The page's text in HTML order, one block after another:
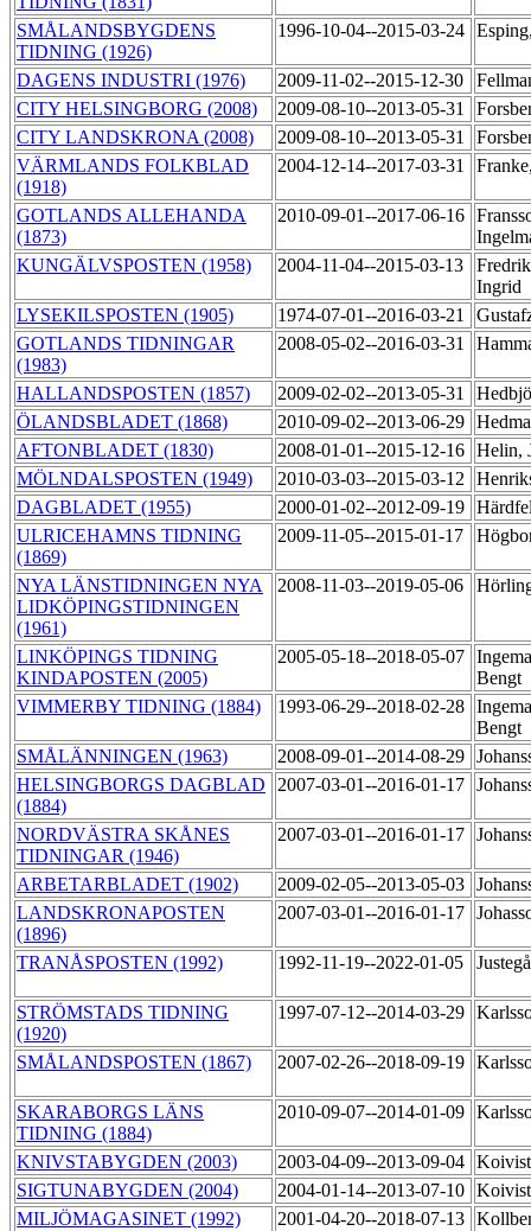
SMÅLANDSBYGDENS
TIDNING (1926)
1996-10-04--2015-03-24
DAGENS INDUSTRI (1976) 2009-11-02--2015-12-30
CITY HELSINGBORG (2008)
2009-08-10--2013-05-31
CITY LANDSKRONA (2008)
2009-08-10--2013-05-31
VÄRMLANDS FOLKBLAD
(1918)
2004-12-14--2017-03-31
GOTLANDS ALLEHANDA
(1873)
2010-09-01--2017-06-16
KUNGÄLVSPOSTEN (1958)
2004-11-04--2015-03-13
Ingrid
LYSEKILSPOSTEN (1905)
1974-07-01--2016-03-21
GOTLANDS TIDNINGAR
(1983)
2008-05-02--2016-03-31
HALLANDSPOSTEN (1857) 2009-02-02--2013-05-31
ÖLANDSBLADET (1868)
2010-09-02--2013-06-29
AFTONBLADET (1830)
2008-01-01--2015-12-16 Helin,
MÖLNDALSPOSTEN (1949)
2010-03-03--2015-03-12
DAGBLADET (1955)
2000-01-02--2012-09-19
ULRICEHAMNS TIDNING
(1869)
2009-11-05--2015-01-17
NYA LÄNSTIDNINGEN NYA
LIDKÖPINGSTIDNINGEN
(1961)
2008-11-03--2019-05-06
LINKÖPINGS TIDNING
KINDAPOSTEN (2005)
2005-05-18--2018-05-07
Bengt
VIMMERBY TIDNING (1884)
1993-06-29--2018-02-28
Bengt
SMÅLÄNNINGEN (1963)
2008-09-01--2014-08-29
HELSINGBORGS DAGBLAD
(1884)
2007-03-01--2016-01-17
NORDVÄSTRA SKÅNES
TIDNINGAR (1946)
2007-03-01--2016-01-17
ARBETARBLADET (1902) 2009-02-05--2013-05-03
LANDSKRONAPOSTEN
(1896)
2007-03-01--2016-01-17
TRANÅSPOSTEN (1992) 1992-11-19--2022-01-05
STRÖMSTADS TIDNING
(1920)
1997-07-12--2014-03-29
SMÅLANDSPOSTEN (1867) 2007-02-26--2018-09-19
SKARABORGS LÄNS
TIDNING (1884)
2010-09-07--2014-01-09
KNIVSTABYGDEN (2003) 2003-04-09--2013-09-04
SIGTUNABYGDEN (2004)
2004-01-14--2013-07-10
MILJÖMAGASINET (1992)
2001-04-20--2018-07-13